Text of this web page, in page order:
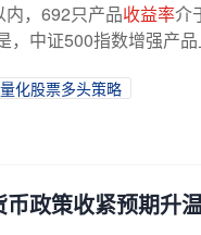
内，692只产品收益率介
，中证500指数增强产
量化股票多头策略
政策收紧预期升